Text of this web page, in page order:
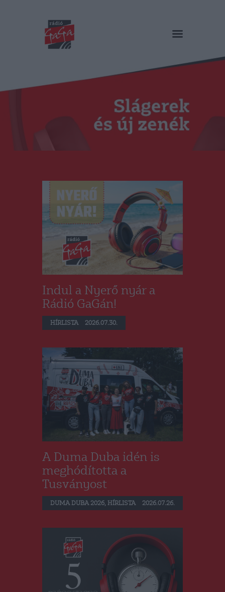
RÁDIÓ GAGA
Műsorok
Duma Duba
Podcast és videók
Stáb
Kapcsolat
RO
Indul a Nyerő nyár a
Rádió GaGán!
HÍRLISTA 2026.07.30.
A Duma Duba idén is
meghódította a
Tusványost
DUMA DUBA 2026, HÍRLISTA 2026.07.26.